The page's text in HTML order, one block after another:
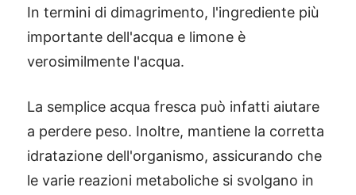
In termini di dimagrimento, l'ingrediente più
importante dell'acqua e limone è
verosimilmente l'acqua.
La semplice acqua fresca può infatti aiutare
a perdere peso. Inoltre, mantiene la corretta
idratazione dell'organismo, assicurando che
le varie reazioni metaboliche si svolgano in